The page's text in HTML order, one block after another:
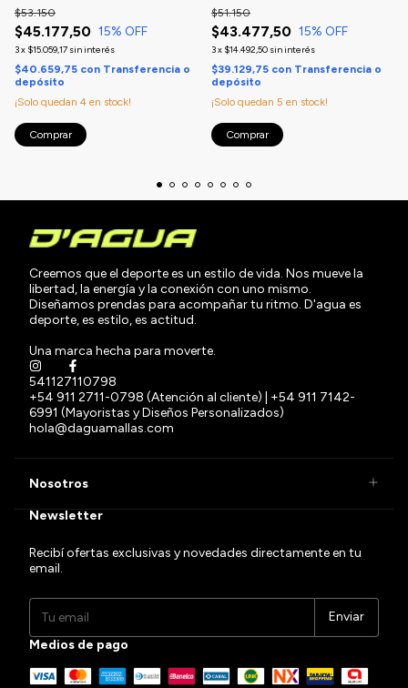
$45.177,50
$53.150
15% OFF
3x $15.059,17 sin interés
$40.659,75 con Transferencia o
depósito
¡Solo quedan 4 en stock!
Comprar
$43.477,50
$51.150
15% OFF
3x $14.492,50 sin interés
$39.129,75 con Transferencia o
depósito
¡Solo quedan 5 en stock!
Comprar
Creemos que el deporte es un estilo de vida. Nos mueve la
libertad, la energía y la conexión con uno mismo.
Diseñamos prendas para acompañar tu ritmo. D'agua es
deporte, es estilo, es actitud.
Una marca hecha para moverte.
541127110798
+54 911 2711-0798 (Atención al cliente) | +54 911 7142-
6991 (Mayoristas y Diseños Personalizados)
hola@daguamallas.com
Nosotros
Newsletter
Recibí ofertas exclusivas y novedades directamente en tu
email.
Medios de pago